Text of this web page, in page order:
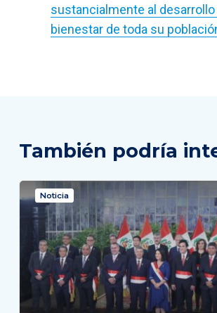
sustancialmente al desarrollo
bienestar de toda su
También podría
Noticia